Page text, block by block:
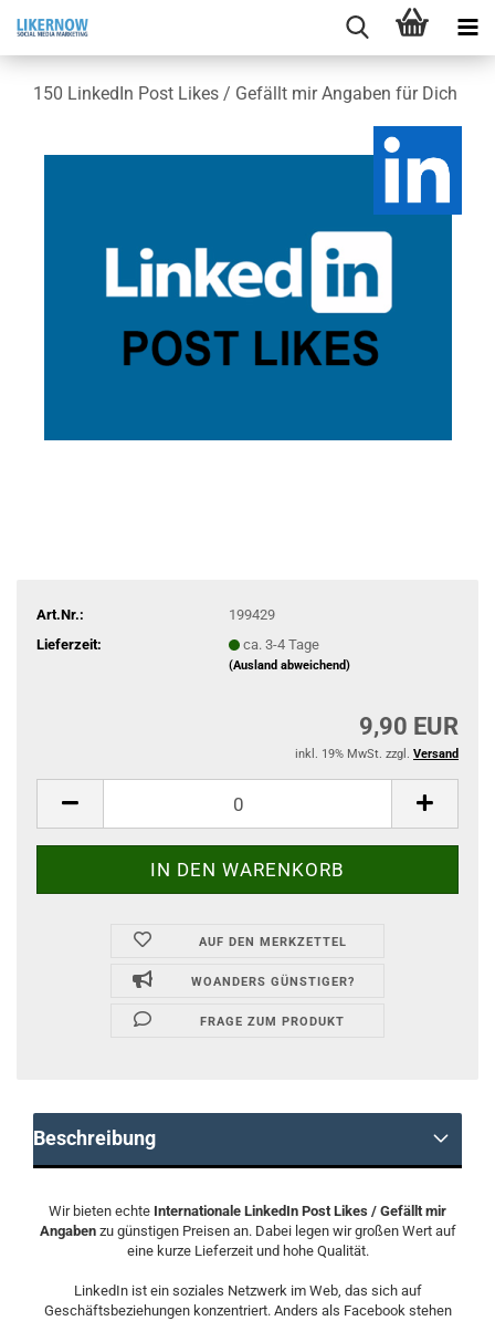
150 Lin­ke­dIn Post Likes / Ge­fällt mir An­ga­ben für Dich
Art.Nr.:
199429
Lieferzeit:
ca. 3-4 Tage
(Ausland abweichend)
9,90 EUR
inkl. 19% MwSt. zzgl. Versand
AUF DEN MERKZETTEL
WOANDERS GÜNSTIGER?
FRAGE ZUM PRODUKT
Beschreibung
Wir bieten echte Internationale LinkedIn Post Likes / Gefällt mir
Angabenzu günstigen Preisen an. Dabei legen wir großen Wert auf
eine kurze Lieferzeit und hohe Qualität.
LinkedIn ist ein soziales Netzwerk im Web, das sich auf
Geschäftsbeziehungen konzentriert. Anders als Facebook stehen